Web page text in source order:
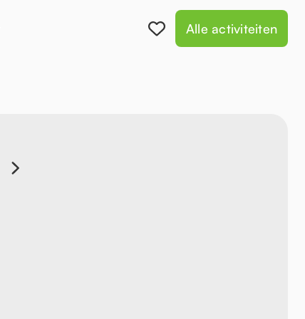
Alle activiteiten